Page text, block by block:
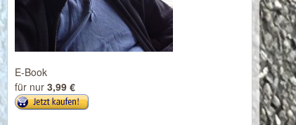
E-Book
für nur3,99 €